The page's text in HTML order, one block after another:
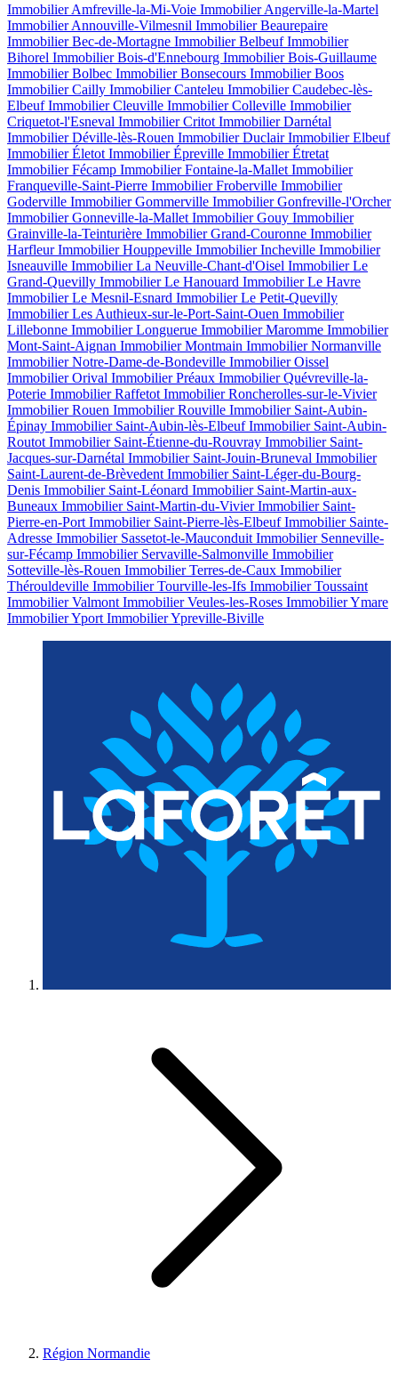
Immobilier Amfreville-la-Mi-Voie Immobilier Angerville-la-Martel
Immobilier Annouville-Vilmesnil Immobilier Beaurepaire
Immobilier Bec-de-Mortagne Immobilier BelbeufImmobilier
Bihorel Immobilier Bois-d'Ennebourg Immobilier Bois-Guillaume
Immobilier Bolbec Immobilier Bonsecours Immobilier Boos
Immobilier Cailly Immobilier Canteleu Immobilier Caudebec-lès-
ElbeufImmobilier Cleuville Immobilier Colleville Immobilier
Criquetot-l'Esneval Immobilier Critot Immobilier Darnétal
Immobilier Déville-lès-Rouen Immobilier DuclairImmobilier Elbeuf
Immobilier Életot Immobilier Épreville Immobilier Étretat
Immobilier Fécamp Immobilier Fontaine-la-Mallet Immobilier
Franqueville-Saint-Pierre Immobilier Froberville Immobilier
Goderville Immobilier Gommerville Immobilier Gonfreville-l'Orcher
Immobilier Gonneville-la-Mallet Immobilier Gouy Immobilier
Grainville-la-Teinturière Immobilier Grand-Couronne Immobilier
HarfleurImmobilier Houppeville Immobilier Incheville Immobilier
Isneauville Immobilier La Neuville-Chant-d'Oisel Immobilier Le
Grand-Quevilly Immobilier Le Hanouard Immobilier Le Havre
Immobilier Le Mesnil-Esnard Immobilier Le Petit-Quevilly
Immobilier Les Authieux-sur-le-Port-Saint-Ouen Immobilier
Lillebonne Immobilier Longuerue Immobilier Maromme Immobilier
Mont-Saint-Aignan Immobilier Montmain Immobilier Normanville
Immobilier Notre-Dame-de-Bondeville Immobilier Oissel
Immobilier Orival Immobilier Préaux Immobilier Quévreville-la-
Poterie Immobilier Raffetot Immobilier Roncherolles-sur-le-Vivier
Immobilier Rouen Immobilier Rouville Immobilier Saint-Aubin-
Épinay Immobilier Saint-Aubin-lès-ElbeufImmobilier Saint-Aubin-
Routot Immobilier Saint-Étienne-du-Rouvray Immobilier Saint-
Jacques-sur-Darnétal Immobilier Saint-Jouin-Bruneval Immobilier
Saint-Laurent-de-Brèvedent Immobilier Saint-Léger-du-Bourg-
Denis Immobilier Saint-Léonard Immobilier Saint-Martin-aux-
Buneaux Immobilier Saint-Martin-du-VivierImmobilier Saint-
Pierre-en-Port Immobilier Saint-Pierre-lès-ElbeufImmobilier Sainte-
Adresse Immobilier Sassetot-le-Mauconduit Immobilier Senneville-
sur-Fécamp Immobilier Servaville-Salmonville Immobilier
Sotteville-lès-Rouen Immobilier Terres-de-Caux Immobilier
Thérouldeville Immobilier Tourville-les-Ifs Immobilier Toussaint
Immobilier Valmont Immobilier Veules-les-Roses Immobilier Ymare
Immobilier Yport Immobilier Ypreville-Biville
Région Normandie